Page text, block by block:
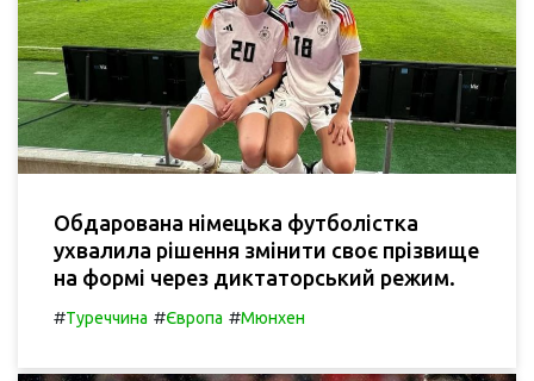
Обдарована німецька футболістка
ухвалила рішення змінити своє прізвище
на формі через диктаторський режим.
#Туреччина #Європа #Мюнхен